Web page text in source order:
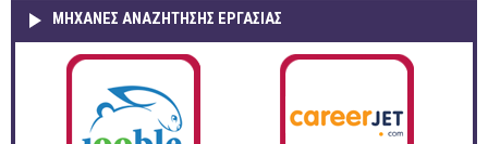
ΜΗΧΑΝΕΣ ΑΝΑΖΗΤΗΣΗΣ ΕΡΓΑΣΙΑΣ